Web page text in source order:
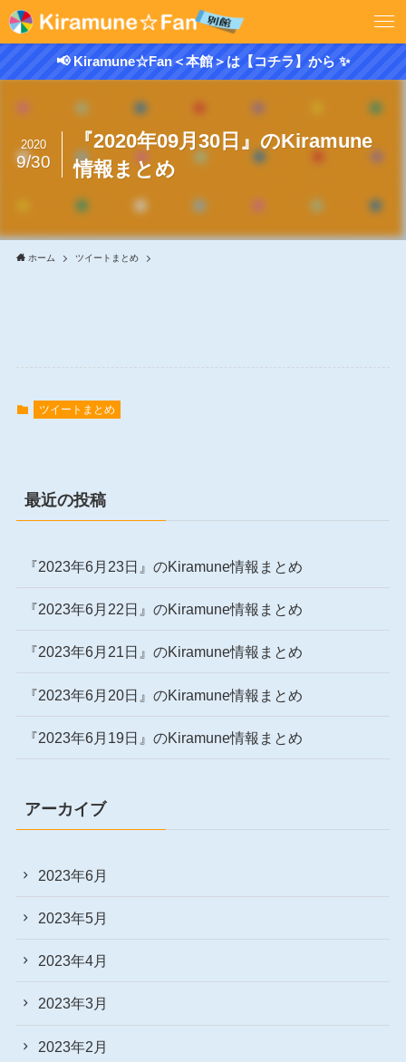
📢 Kiramune☆Fan＜本館＞は【コチラ】から ✨
『2020年09月30日』のKiramune
情報まとめ
2020
9/30
ホーム ツイートまとめ
ツイートまとめ
最近の投稿
『2023年6月23日』のKiramune情報まとめ
『2023年6月22日』のKiramune情報まとめ
『2023年6月21日』のKiramune情報まとめ
『2023年6月20日』のKiramune情報まとめ
『2023年6月19日』のKiramune情報まとめ
アーカイブ
2023年6月
2023年5月
2023年4月
2023年3月
2023年2月